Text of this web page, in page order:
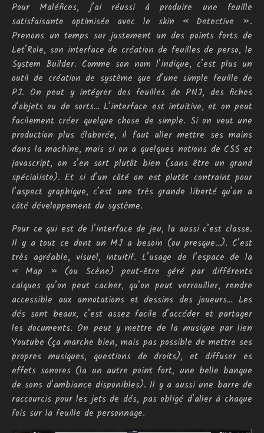
Pour Maléfices, j’ai réussi à produire une feuille
satisfaisante optimisée avec le skin « Detective ».
Prenons un temps sur justement un des points forts de
Let’Role, son interface de création de feuilles de perso, le
System Builder. Comme son nom l’indique, c’est plus un
outil de création de système que d’une simple feuille de
PJ. On peut y intégrer des feuilles de PNJ, des fiches
d’objets ou de sorts… L’interface est intuitive, et on peut
facilement créer quelque chose de simple. Si on veut une
production plus élaborée, il faut aller mettre ses mains
dans la machine, mais si on a quelques notions de CSS et
javascript, on s’en sort plutôt bien (sans être un grand
spécialiste). Et si d’un côté on est plutôt contraint pour
l’aspect graphique, c’est une très grande liberté qu’on a
côté développement du système.
Pour ce qui est de l’interface de jeu, la aussi c’est classe.
Il y a tout ce dont un MJ a besoin (ou presque…). C’est
très agréable, visuel, intuitif. L’usage de l’espace de la
« Map » (ou Scène) peut-être géré par différents
calques qu’on peut cacher, qu’on peut verrouiller, rendre
accessible aux annotations et dessins des joueurs… Les
dés sont beaux, c’est assez facile d’accéder et partager
les documents. On peut y mettre de la musique par lien
Youtube (ça marche bien, mais pas possible de mettre ses
propres musiques, questions de droits), et diffuser es
effets sonores (la un autre point fort, une belle banque
de sons d’ambiance disponibles). Il y a aussi une barre de
raccourcis pour les jets de dés, pas obligé d’aller à chaque
fois sur la feuille de personnage.